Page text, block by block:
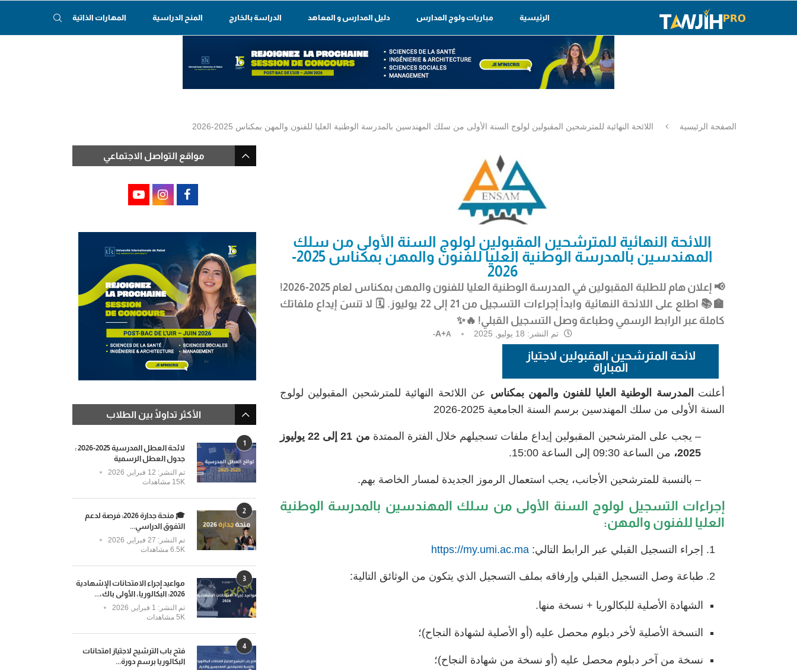
الرئيسية مباريات ولوج المدارس دليل المدارس و المعاهد الدراسة بالخارج المنح الدراسية المهارات الذاتية
الصفحة الرئيسية اللائحة النهائية للمترشحين المقبولين لولوج السنة الأولى من سلك المهندسين بالمدرسة الوطنية العليا للفنون والمهن بمكناس 2025-2026
اللائحة النهائية للمترشحين المقبولين لولوج السنة الأولى من سلك
المهندسين بالمدرسة الوطنية العليا للفنون والمهن بمكناس 2025-
2026
📢 إعلان هام للطلبة المقبولين في المدرسة الوطنية العليا للفنون والمهن بمكناس لعام 2025-2026
!
🏫📚 اطلع على اللائحة النهائية وابدأ إجراءات التسجيل من 21 إلى 22 يوليوز. 🗓️ لا تنسَ إيداع ملفاتك
كاملة عبر الرابط الرسمي وطباعة وصل التسجيل القبلي! 🔥✨
تم النشر: A+A-
لائحة المترشحين المقبولين لاجتياز
المباراة
أعلنت المدرسة الوطنية العليا للفنون والمهن بمكناس عن اللائحة النهائية للمترشحين المقبولين لولوج
السنة الأولى من سلك المهندسين برسم السنة الجامعية 2025-2026
– يجب على المترشحين المقبولين إيداع ملفات تسجيلهم خلال الفترة الممتدة
من 21 إلى 22 يوليوز
2025، من الساعة 09:30 إلى الساعة 15:00.
– بالنسبة للمترشحين الأجانب، يجب استعمال الرموز الجديدة لمسار الخاصة بهم.
إجراءات التسجيل لولوج السنة الأولى من سلك المهندسين بالمدرسة الوطنية
العليا للفنون والمهن:
إجراء التسجيل القبلي عبر الرابط التالي: https://my.umi.ac.ma
طباعة وصل التسجيل القبلي وإرفاقه بملف التسجيل الذي يتكون من الوثائق التالية:
الشهادة الأصلية للبكالوريا + نسخة منها.
النسخة الأصلية لأخر دبلوم محصل عليه (أو الأصلية لشهادة النجاح)؛
نسخة من آخر دبلوم محصل عليه (أو نسخة من شهادة النجاح)؛
مواقع التواصل الاجتماعي
الأكثر تداولًا بين الطلاب
1
لائحة العطل المدرسية 2025-2026 :
جدول العطل الرسمية
تم النشر:
15K مشاهدات
2
🎓 منحة جدارة 2026: فرصة لدعم
التفوق الدراسي...
تم النشر:
6.5K مشاهدات
3
مواعيد إجراء الامتحانات الإشهادية
2026: البكالوريا، الأولى باك،...
تم النشر:
5K مشاهدات
4
فتح باب الترشيح لاجتياز امتحانات
البكالوريا برسم دورة...